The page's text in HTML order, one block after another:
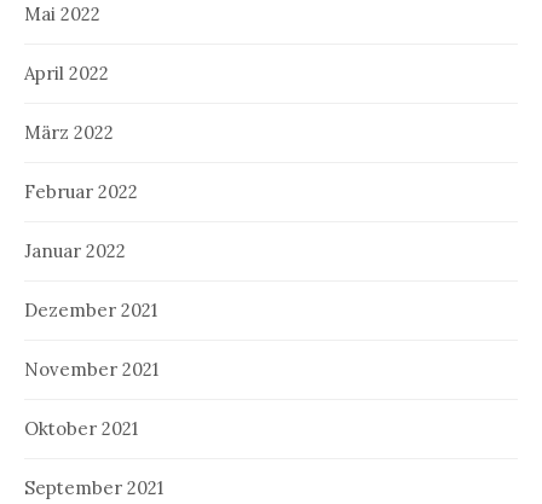
Mai 2022
April 2022
März 2022
Februar 2022
Januar 2022
Dezember 2021
November 2021
Oktober 2021
September 2021